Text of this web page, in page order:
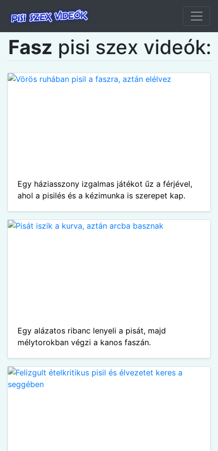
Fasz pisi szex videók:
Egy háziasszony izgalmas játékot űz a férjével,
ahol a pisilés és a kézimunka is szerepet kap.
Egy alázatos ribanc lenyeli a pisát, majd
mélytorokban végzi a kanos faszán.